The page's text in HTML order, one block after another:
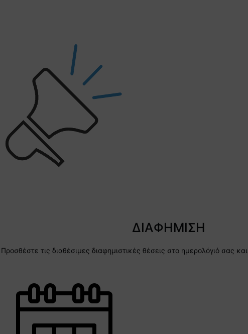
ΔΙΑΦΗΜΙΣΗ
Προσθέστε τις διαθέσιμες διαφημιστικές θέσεις στο ημερολόγιό σας